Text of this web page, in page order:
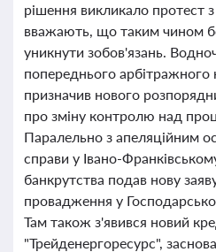
рішення викликало протест з
вважають, що таким чином
уникнути зобов'язань.
попереднього арбітражного
призначив нового
про зміну контролю над
Паралельно з апеляційним
справи у Івано-
банкрутства подав нову
провадження у
Там також з'явився новий
"Трейденергоресурс",